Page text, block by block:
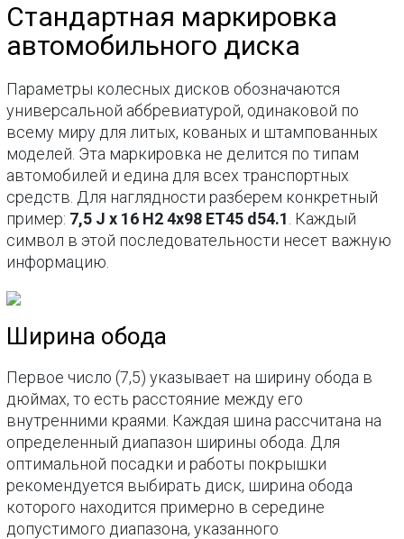
Стандартная маркировка
автомобильного диска
Параметры колесных дисков обозначаются
универсальной аббревиатурой, одинаковой по
всему миру для литых, кованых и штампованных
моделей. Эта маркировка не делится по типам
автомобилей и едина для всех транспортных
средств. Для наглядности разберем конкретный
пример: 7,5 J х 16 Н2 4х98 ЕТ45 d54.1 . Каждый
символ в этой последовательности несет важную
информацию.
Ширина обода
Первое число (7,5) указывает на ширину обода в
дюймах, то есть расстояние между его
внутренними краями. Каждая шина рассчитана на
определенный диапазон ширины обода. Для
оптимальной посадки и работы покрышки
рекомендуется выбирать диск, ширина обода
которого находится примерно в середине
допустимого диапазона, указанного